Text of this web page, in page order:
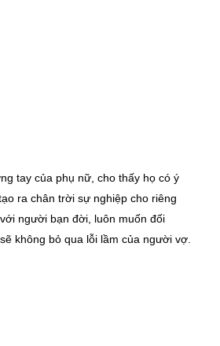
tay của phụ nữ, cho thấy họ có ý
ra chân trời sự nghiệp cho riêng
người bạn đời, luôn muốn đối
không bỏ qua lỗi lầm của người vợ.